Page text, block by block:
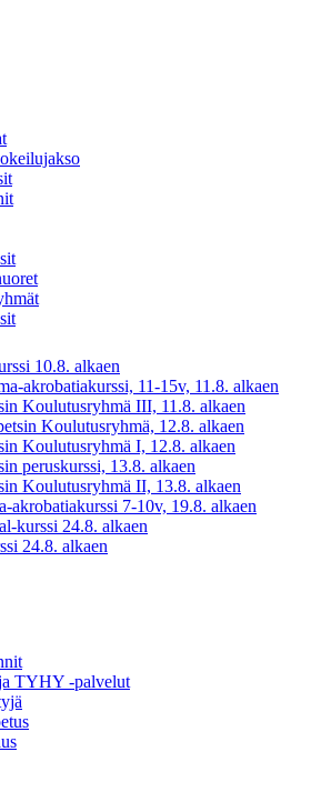
10.8. alkaen
akrobatiakurssi, 11-15v, 11.8. alkaen
Koulutusryhmä III, 11.8. alkaen
Koulutusryhmä, 12.8. alkaen
Koulutusryhmä I, 12.8. alkaen
peruskurssi, 13.8. alkaen
Koulutusryhmä II, 13.8. alkaen
akrobatiakurssi 7-10v, 19.8. alkaen
kurssi 24.8. alkaen
24.8. alkaen
TYHY -palvelut